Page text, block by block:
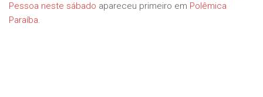
Pessoa neste sábado apareceu primeiro em Polêmica
Paraíba.